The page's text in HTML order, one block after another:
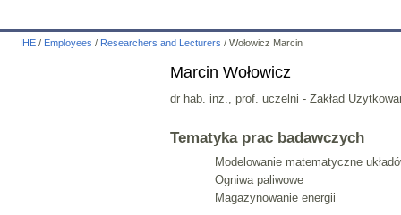
IHE / Employees / Researchers and Lecturers / Wołowicz Marcin
Marcin Wołowicz
dr hab. inż., prof. uczelni - Zakład
Tematyka prac badawczych
Modelowanie matematyczne
Ogniwa paliwowe
Magazynowanie energii